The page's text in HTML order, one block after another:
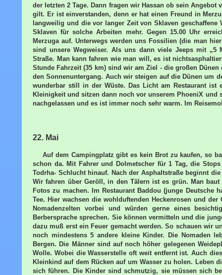
der letzten 2 Tage. Dann fragen wir Hassan ob sein
gilt. Er ist einverstanden, denn er hat einen Freund in
langweilig und die vor langer Zeit von Sklaven
Sklaven für solche Arbeiten mehr. Gegen 15.00 Uhr
Merzuga auf. Unterwegs werden uns Fossilien (die man
sind unsere Wegweiser. Als uns dann viele Jeeps mit „5
Straße. Man kann fahren wie man will, es ist
Stunde Fahrzeit (35 km) sind wir am Ziel - die großen
den Sonnenuntergang. Auch wir steigen auf die Dünen um
wunderbar still in der Wüste. Das Licht am Restaurant ist
Kleinigkeit und sitzen dann noch vor unserem PhoeniX und
nachgelassen und es ist immer noch sehr warm. Im
22. Mai
Auf dem Campingplatz gibt es kein Brot zu kaufen, so
schon da. Mit Fahrer und Dolmetscher für 1 Tag, die
Todrha- Schlucht hinauf. Nach der Asphaltstraße beginnt
Wir fahren über Geröll, in den Tälern ist es grün. Man
Fotos zu machen. Im Restaurant Baddou (junge Deutsche
Tee. Hier wachsen die wohlduftenden Heckenrosen und
Nomadenzelten vorbei und würden gerne eines
Berbersprache sprechen. Sie können vermitteln und die
dazu muß erst ein Feuer gemacht werden. So schauen wir
noch mindestens 5 andere kleine Kinder. Die Nomaden
Bergen. Die Männer sind auf noch höher gelegenen
Wolle. Wobei die Wasserstelle oft weit entfernt ist. Auch
Kleinkind auf dem Rücken auf um Wasser zu holen. Leben
sich führen. Die Kinder sind schmutzig, sie müssen sich